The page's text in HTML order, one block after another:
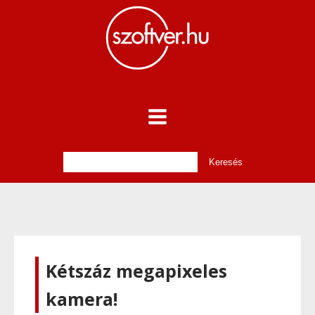
Kétszáz megapixeles
kamera!